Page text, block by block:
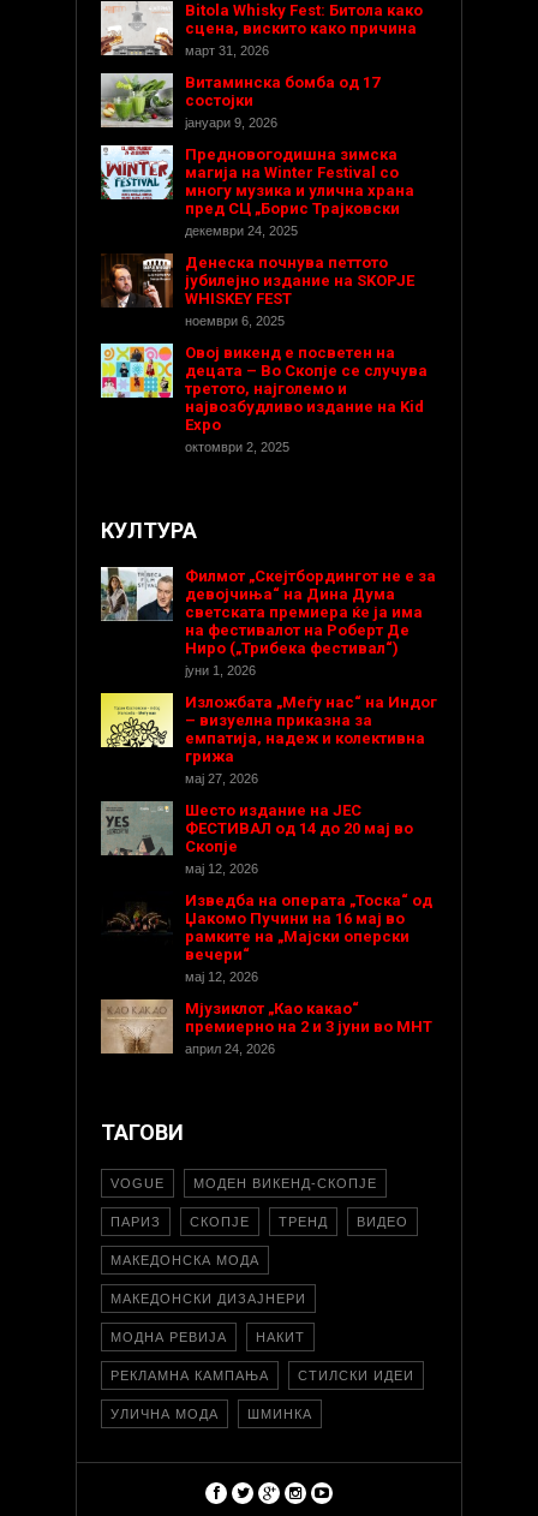
Bitola Whisky Fest: Битола како
сцена, вискито како причина
март 31, 2026
Витаминска бомба од 17
состојки
јануари 9, 2026
Предновогодишнa зимска
магија на Winter Festival со
многу музика и улична храна
пред СЦ „Борис Трајковски
декември 24, 2025
Денеска почнува петтото
јубилејно издание на SKOPJE
WHISKEY FEST
ноември 6, 2025
Овој викенд е посветен на
децата – Во Скопје се случува
третото, најголемо и
највозбудливо издание на Kid
Expo
октомври 2, 2025
КУЛТУРА
Филмот „Скејтбордингот не е за
девојчиња“ на Дина Дума
светската премиера ќе ја има
на фестивалот на Роберт Де
Ниро („Трибека фестивал“)
јуни 1, 2026
Изложбата „Меѓу нас“ на Индог
– визуелна приказна за
емпатија, надеж и колективна
грижа
мај 27, 2026
Шесто издание на ЈЕС
ФЕСТИВАЛ од 14 до 20 мај во
Скопје
мај 12, 2026
Изведба на операта „Тоска“ од
Џакомо Пучини на 16 мај во
рамките на „Мајски оперски
вечери“
мај 12, 2026
Мјузиклот „Као какао“
премиерно на 2 и 3 јуни во МНТ
април 24, 2026
ТАГОВИ
VOGUE МОДЕН ВИКЕНД-СКОПЈЕ
ПАРИЗ СКОПЈЕ ТРЕНД ВИДЕО
МАКЕДОНСКА МОДА
МАКЕДОНСКИ ДИЗАЈНЕРИ
МОДНА РЕВИЈА НАКИТ
РЕКЛАМНА КАМПАЊА СТИЛСКИ ИДЕИ
УЛИЧНА МОДА ШМИНКА